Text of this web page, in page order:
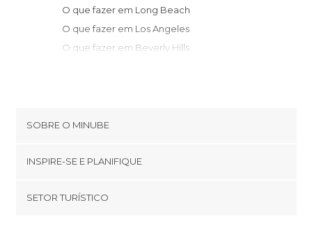
O que fazer em Long Beach
O que fazer em Los Angeles
O que fazer em Beverly Hills
O que fazer em Yuma
O que fazer em Bakersfield
O que fazer em Arizona Village
SOBRE O MINUBE
Términos e Condições
INSPIRE-SE E PLANIFIQUE
footer@item_discovertips_anchor
SETOR TURÍSTICO